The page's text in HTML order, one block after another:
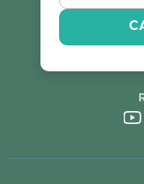
Escreva uma